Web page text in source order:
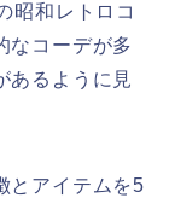
昭和レトロコ
なコーデが多
あるように見
とアイテムを5